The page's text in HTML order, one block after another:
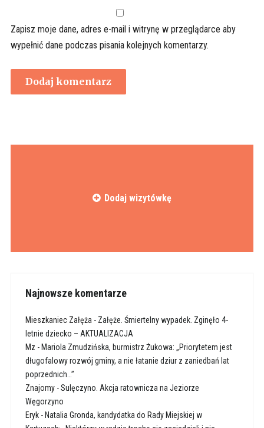
Zapisz moje dane, adres e-mail i witrynę w przeglądarce aby
wypełnić dane podczas pisania kolejnych komentarzy.
Dodaj wizytówkę
Najnowsze komentarze
Mieszkaniec Załęża - Załęże. Śmiertelny wypadek. Zginęło 4-
letnie dziecko – AKTUALIZACJA
Mz - Mariola Zmudzińska, burmistrz Żukowa: „Priorytetem jest
długofalowy rozwój gminy, a nie łatanie dziur z zaniedbań lat
poprzednich…”
Znajomy-Sulęczyno. Akcja ratownicza na Jeziorze
Węgorzyno
Eryk- Natalia Gronda, kandydatka do Rady Miejskiej w